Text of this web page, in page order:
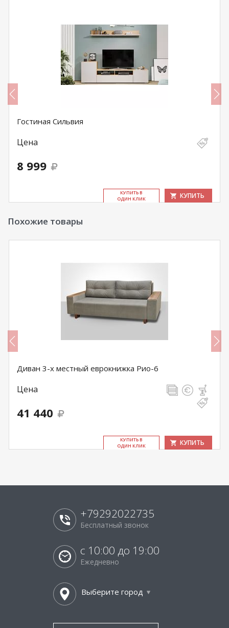
Гостиная Сильвия
Цена
8 999
КУ­ПИТЬ В
ОДИН КЛИК
КУПИТЬ
Похожие товары
Диван 3-х местный еврокнижка Рио-6
Цена
41 440
КУ­ПИТЬ В
ОДИН КЛИК
КУПИТЬ
+79292022735
Бесплатный звонок
с 10:00 до 19:00
Ежедневно
Выберите город